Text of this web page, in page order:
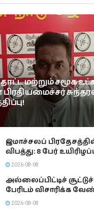
மற்றும் சமூக
இமாச்சலப்
விபத்து: 8 பேர்
2026-08-08
அல்லைப்பிட்டிச் சூட்டுச்
பேரிடம் விசாரிக்க
2026-08-08